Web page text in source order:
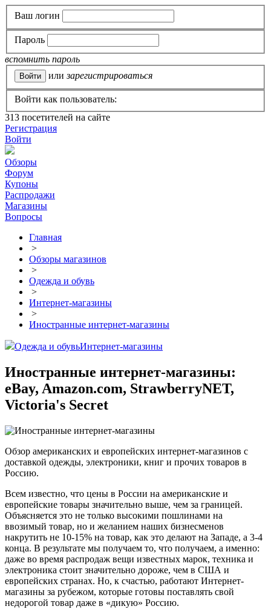
Ваш логин
Пароль
вспомнить пароль
или зарегистрироваться
Войти как пользователь:
313 посетителей на сайте
Регистрация
Войти
Обзоры
Форум
Купоны
Распродажи
Магазины
Вопросы
Главная
>
Обзоры магазинов
>
Одежда и обувь
>
Интернет-магазины
>
Иностранные интернет-магазины
Одежда и обувьИнтернет-магазины
Иностранные интернет-магазины:
eBay, Amazon.com, StrawberryNET,
Victoria's Secret
Обзор американских и европейских интернет-магазинов с
доставкой одежды, электроники, книг и прочих товаров в
Россию.
Всем известно, что цены в России на американские и
европейские товары значительно выше, чем за границей.
Объясняется это не только высокими пошлинами на
ввозимый товар, но и желанием наших бизнесменов
накрутить не 10-15% на товар, как это делают на Западе, а 3-4
конца. В результате мы получаем то, что получаем, а именно:
даже во время распродаж вещи известных марок, техника и
электроника стоит значительно дороже, чем в США и
европейских странах. Но, к счастью, работают Интернет-
магазины за рубежом, которые готовы поставлять свой
недорогой товар даже в «дикую» Россию.